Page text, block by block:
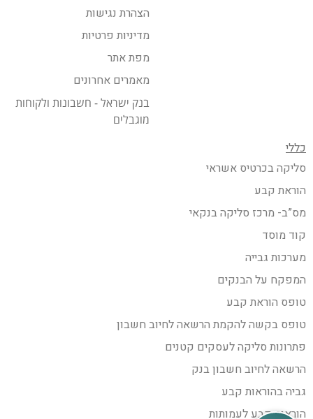
הצהרת נגישות
מדיניות פרטיות
מפת אתר
מאמרים אחרונים
בנק ישראל - חשבונות ולקוחות
מוגבלים
כללי
סליקה בכרטיס אשראי
הוראת קבע
מס”ב- מרכז סליקה בנקאי
קוד מוסד
מערכות גבייה
המפקח על הבנקים
טופס הוראת קבע
טופס בקשה להקמת הרשאה לחיוב חשבון
פתרונות סליקה לעסקים קטנים
הרשאה לחיוב חשבון בנק
גביה בהוראות קבע
הוראות קבע לעמותות